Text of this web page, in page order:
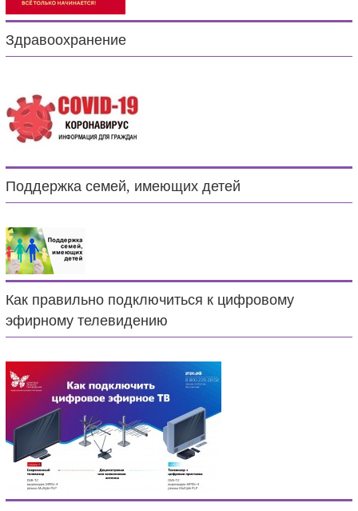
Здравоохранение
Поддержка семей, имеющих детей
Как правильно подключиться к цифровому
эфирному телевидению